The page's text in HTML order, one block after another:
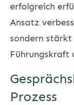
erfolgreich
Ansatz
sondern stärkt
Führungskraft
Prozess